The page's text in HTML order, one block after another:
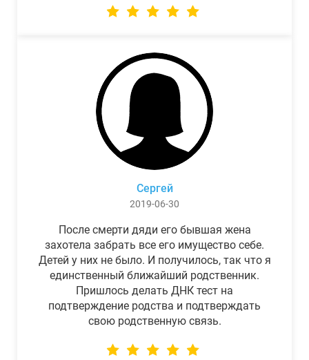
Сергей
2019-06-30
После смерти дяди его бывшая жена
захотела забрать все его имущество себе.
Детей у них не было. И получилось, так что я
единственный ближайший родственник.
Пришлось делать ДНК тест на
подтверждение родства и подтверждать
свою родственную связь.